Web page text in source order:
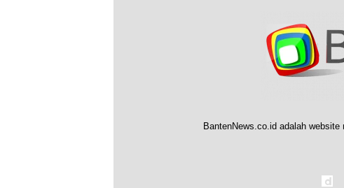
BantenNews.co.id adalah